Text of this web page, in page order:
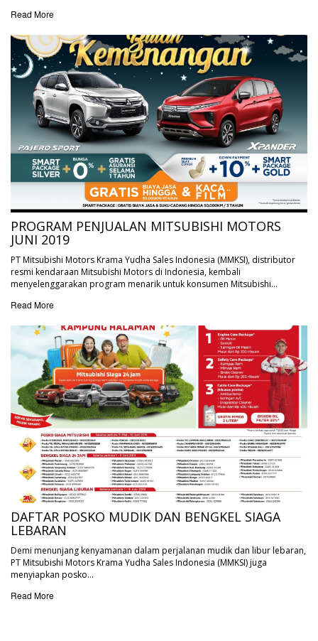
Read More
PROGRAM PENJUALAN MITSUBISHI MOTORS
JUNI 2019
PT Mitsubishi Motors Krama Yudha Sales Indonesia (MMKSI), distributor
resmi kendaraan Mitsubishi Motors di Indonesia, kembali
menyelenggarakan program menarik untuk konsumen Mitsubishi…
Read More
DAFTAR POSKO MUDIK DAN BENGKEL SIAGA
LEBARAN
Demi menunjang kenyamanan dalam perjalanan mudik dan libur lebaran,
PT Mitsubishi Motors Krama Yudha Sales Indonesia (MMKSI) juga
menyiapkan posko…
Read More